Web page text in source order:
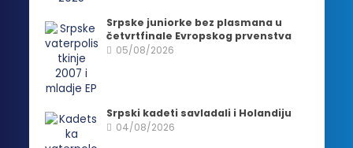
Srpske juniorke bez plasmana u
četvrtfinale Evropskog prvenstva
05/08/2026
Srpski kadeti savladali i Holandiju
04/08/2026